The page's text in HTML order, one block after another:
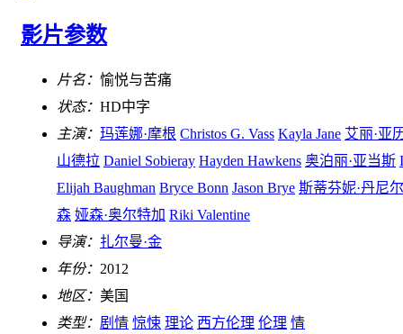
影片参数
片名： 愉悦与苦痛
状态： HD中字
主演： 玛莲娜·摩根 Christos G. Vass Kayla Jane 艾丽·亚
山德拉 Daniel Sobieray Hayden Hawkens 奥泊丽·亚当斯
Elijah Baughman Bryce Bonn Jason Brye 斯蒂芬妮·丹尼尔
森 娅森·奥尔特加 Riki Valentine
导演： 扎尔曼·金
年份： 2012
地区： 美国
类型： 剧情 惊悚 理论 西方伦理 伦理 情